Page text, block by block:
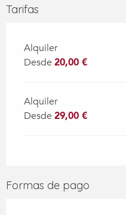
Tarifas
Alquiler
Desde 20,00 €
Alquiler
Desde 29,00 €
Formas de pago